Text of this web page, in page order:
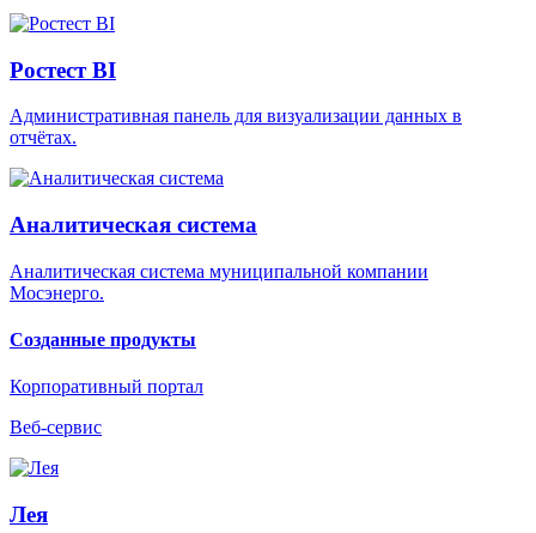
Ростест BI
Административная панель для визуализации данных в
отчётах.
Аналитическая система
Аналитическая система муниципальной компании
Мосэнерго.
Созданные продукты
Корпоративный портал
Веб-сервис
Лея